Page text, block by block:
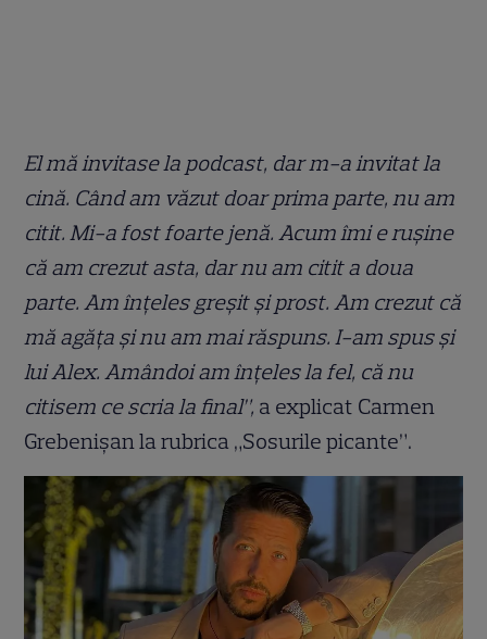
El mă invitase la podcast, dar m-a invitat la
cină. Când am văzut doar prima parte, nu am
citit. Mi-a fost foarte jenă. Acum îmi e rușine
că am crezut asta, dar nu am citit a doua
parte. Am înțeles greșit și prost. Am crezut că
mă agăța și nu am mai răspuns. I-am spus și
lui Alex. Amândoi am înțeles la fel, că nu
citisem ce scria la final”, a explicat Carmen
Grebenișan la rubrica „Sosurile picante”.